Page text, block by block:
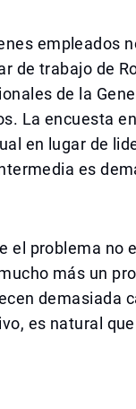
empleados
de trabajo de
de la
La encuesta
en lugar de
es
el problema no
más un
demasiada
es natural